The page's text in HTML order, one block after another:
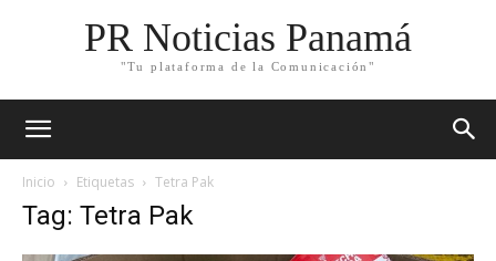
PR Noticias Panamá
"Tu plataforma de la Comunicación"
Inicio Etiquetas Tetra Pak
Tag: Tetra Pak